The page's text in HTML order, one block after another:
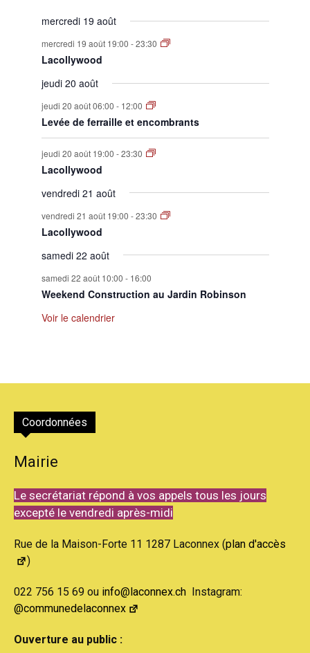
mercredi 19 août
mercredi 19 août 19:00 -23:30
Lacollywood
jeudi 20 août
jeudi 20 août 06:00 - 12:00
Levée de ferraille et encombrants
jeudi 20 août 19:00 -23:30
Lacollywood
vendredi 21 août
vendredi 21 août 19:00 -23:30
Lacollywood
samedi 22 août
samedi 22 août 10:00 - 16:00
Weekend Construction au Jardin Robinson
Voir le calendrier
Coordonnées
Mairie
Le secrétariat répond à vos appels tous les jours
excepté le vendredi après-midi
Rue de la Maison-Forte 11 1287 Laconnex (plan d'accès
)
022 756 15 69 ou info@laconnex.ch Instagram:
@communedelaconnex
Ouverture au public :